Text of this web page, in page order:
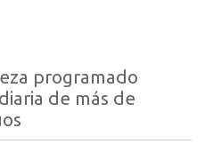
programado
de más de